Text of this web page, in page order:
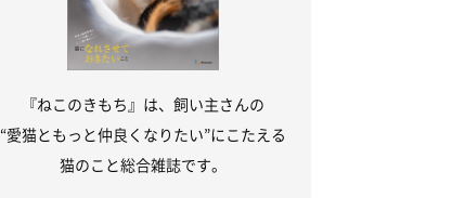
『ねこのきもち』は、飼い主さんの
“愛猫ともっと仲良くなりたい”にこたえる
猫のこと総合雑誌です。